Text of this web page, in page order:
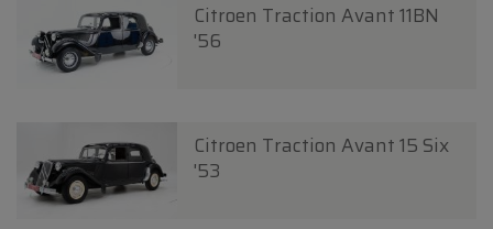
Citroen Traction Avant 11BN
'56
Citroen Traction Avant 15 Six
'53